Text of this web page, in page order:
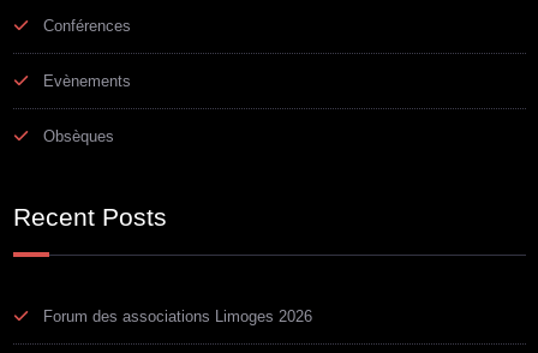
Conférences
Evènements
Obsèques
Recent Posts
Forum des associations Limoges 2026